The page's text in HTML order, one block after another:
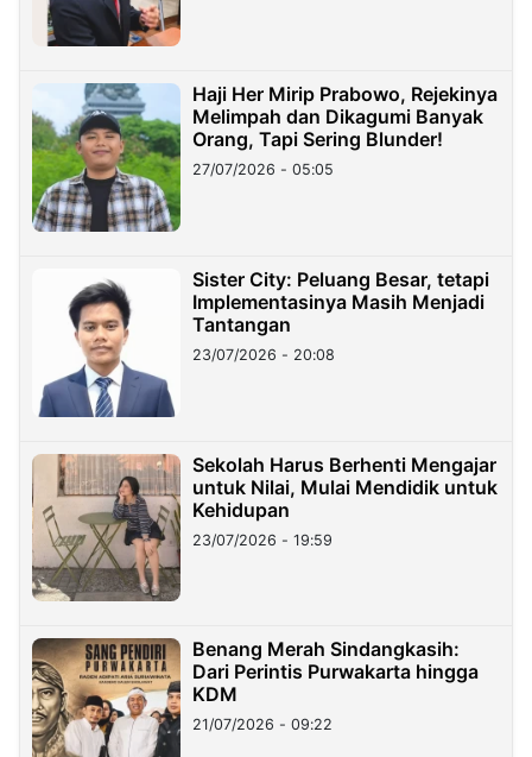
Haji Her Mirip Prabowo, Rejekinya
Melimpah dan Dikagumi Banyak
Orang, Tapi Sering Blunder!
27/07/2026 - 05:05
Sister City: Peluang Besar, tetapi
Implementasinya Masih Menjadi
Tantangan
23/07/2026 - 20:08
Sekolah Harus Berhenti Mengajar
untuk Nilai, Mulai Mendidik untuk
Kehidupan
23/07/2026 - 19:59
Benang Merah Sindangkasih:
Dari Perintis Purwakarta hingga
KDM
21/07/2026 - 09:22